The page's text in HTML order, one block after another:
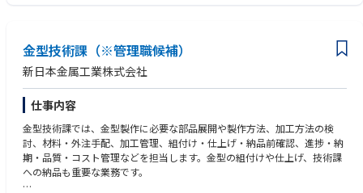
・英語または中国語での業務経験ISO9001、IATF16949、顧客監査、工程
監査への対応経験
金型技術課（※管理職候補）
新日本金属工業株式会社
仕事内容
金型技術課では、金型製作に必要な部品展開や製作方法、加工方法の検
討、材料・外注手配、加工管理、組付け・仕上げ・納品前確認、進捗・納
期・品質・コスト管理などを担当します。金型の組付けや仕上げ、技術課
への納品も重要な業務です。